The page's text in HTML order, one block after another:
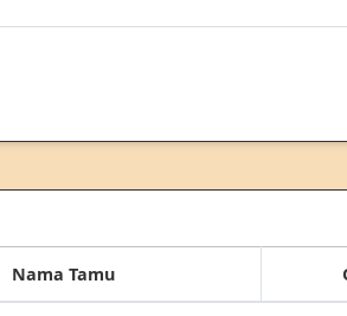
Nama Tamu